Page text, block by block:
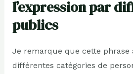
l’expression par
publics
Je remarque que cette phrase
différentes catégories de